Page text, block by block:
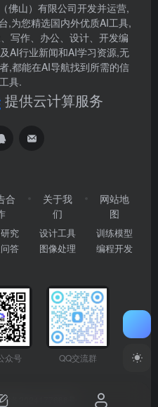
佛山）有限公司开发并运营,
,为您精选国内外优质AI工具,
写作、办公、设计、开发编
AI行业新闻和AI学习资源,无
,都能在AI导航找到所需的信
具.
提供云计算服务
合
究
答
关于我
们
设计工具
图像处理
网站地
图
训练模型
编程开发
众号 QQ交流群
备2024177666号